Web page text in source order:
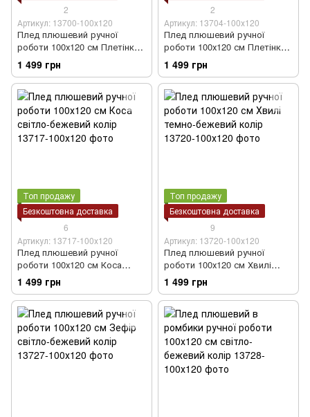
2
Артикул: 13700-100х120
Плед плюшевий ручної
роботи 100х120 см Плетінка
ванільний колір
1 499 грн
2
Артикул: 13704-100х120
Плед плюшевий ручної
роботи 100х120 см Плетінка
темно-бежевий колір
1 499 грн
Топ продажу
Безкоштовна доставка
6
Артикул: 13717-100х120
Плед плюшевий ручної
роботи 100х120 см Коса
світло-бежевий колір
1 499 грн
Топ продажу
Безкоштовна доставка
9
Артикул: 13720-100х120
Плед плюшевий ручної
роботи 100х120 см Хвилі
темно-бежевий колір
1 499 грн